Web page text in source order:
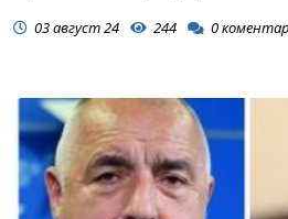
03 август 24 244 0